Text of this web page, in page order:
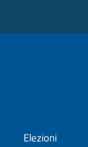
Elezioni